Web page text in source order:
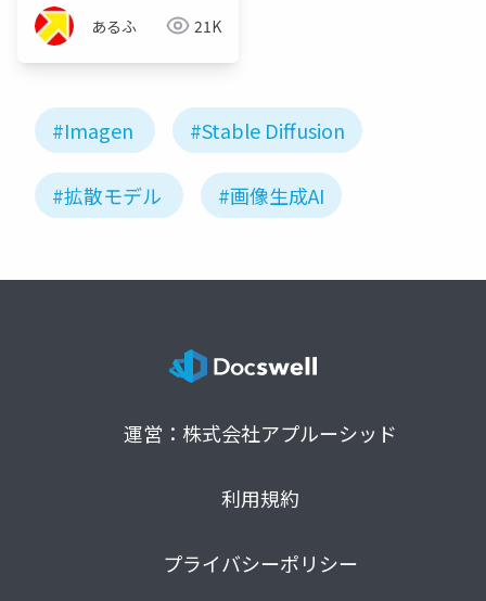
あるふ 21K
#Imagen #Stable Diffusion
#拡散モデル #画像生成AI
運営：株式会社アプルーシッド
利用規約
プライバシーポリシー